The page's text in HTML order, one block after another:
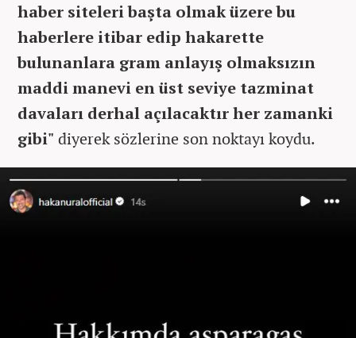
haber siteleri başta olmak üzere bu
haberlere itibar edip hakarette
bulunanlara gram anlayış olmaksızın
maddi manevi en üst seviye tazminat
davaları derhal açılacaktır her zamanki
gibi" diyerek sözlerine son noktayı koydu.